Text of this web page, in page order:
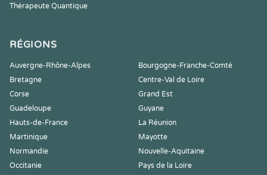
Thérapeute Quantique
RÉGIONS
Auvergne-Rhône-Alpes
Bourgogne-Franche-Comté
Bretagne
Centre-Val de Loire
Corse
Grand Est
Guadeloupe
Guyane
Hauts-de-France
La Réunion
Martinique
Mayotte
Normandie
Nouvelle-Aquitaine
Occitanie
Pays de la Loire